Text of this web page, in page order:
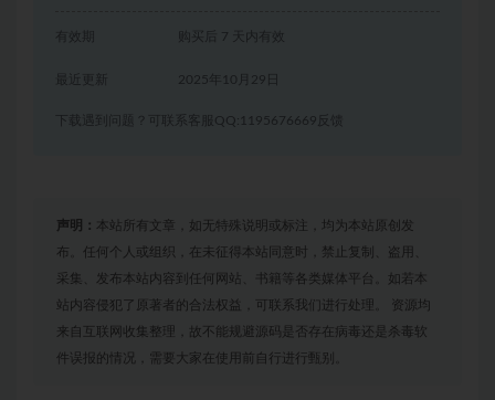
有效期 购买后 7 天内有效
2025年10月29日
下载遇到问题？可联系客服QQ:1195676669反馈
声明： 本站所有文章，如无特殊说明或标注，均为本站原创发
布。任何个人或组织，在未征得本站同意时，禁止复制、盗用、
采集、发布本站内容到任何网站、书籍等各类媒体平台。如若本
站内容侵犯了原著者的合法权益，可联系我们进行处理。 资源均
来自互联网收集整理，故不能规避源码是否存在病毒还是杀毒软
件误报的情况，需要大家在使用前自行进行甄别。